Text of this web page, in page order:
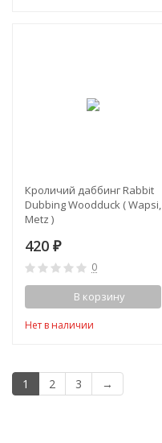
Кроличий даббинг Rabbit
Dubbing Woodduck ( Wapsi,
Metz )
420 ₽
0
В корзину
Нет в наличии
1 2 3 →